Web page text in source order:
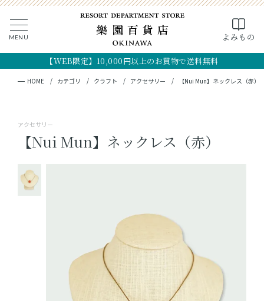
MENU よみもの
【WEB限定】10,000円以上のお買物で送料無料
CLOSE
検索
キーワード検索
MY PAGE CART
全ての商品
フード
OKINAWA the RYUKYU
ショッピングガイド
HOME カテゴリ クラフト アクセサリー 【Nui Mun】ネックレス（赤）
アクセサリー
【Nui Mun】ネックレス（赤）